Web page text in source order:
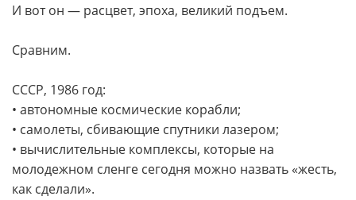
И вот он — расцвет, эпоха, великий подъем.
Сравним.
СССР, 1986 год:
• автономные космические корабли;
• самолеты, сбивающие спутники лазером;
• вычислительные комплексы, которые на
молодежном сленге сегодня можно назвать «жесть,
как сделали».